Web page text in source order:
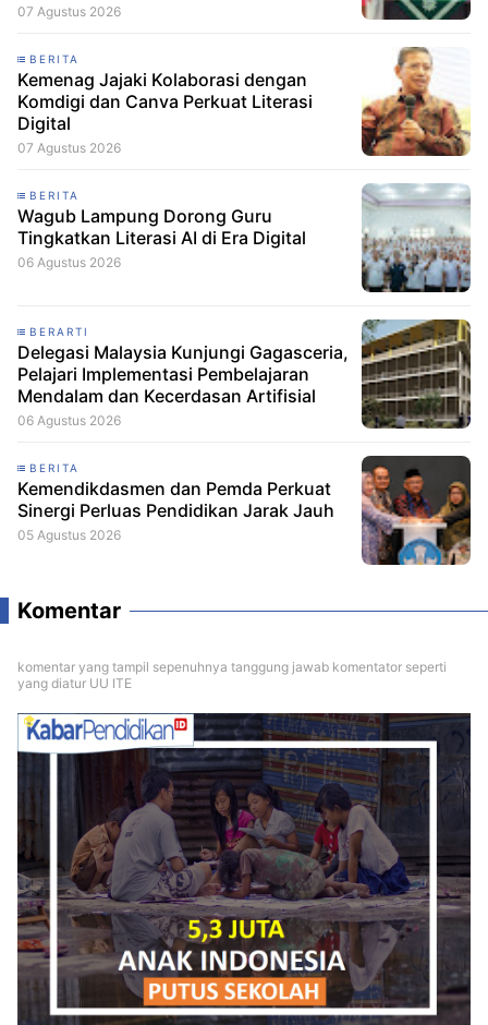
07 Agustus 2026
BERITA
Kemenag Jajaki Kolaborasi dengan
Komdigi dan Canva Perkuat Literasi
Digital
07 Agustus 2026
BERITA
Wagub Lampung Dorong Guru
Tingkatkan Literasi AI di Era Digital
06 Agustus 2026
BERARTI
Delegasi Malaysia Kunjungi Gagasceria,
Pelajari Implementasi Pembelajaran
Mendalam dan Kecerdasan Artifisial
06 Agustus 2026
BERITA
Kemendikdasmen dan Pemda Perkuat
Sinergi Perluas Pendidikan Jarak Jauh
05 Agustus 2026
Komentar
komentar yang tampil sepenuhnya tanggung jawab komentator seperti
yang diatur UU ITE